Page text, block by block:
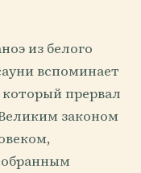
из белого
вспоминает
прервал
законом